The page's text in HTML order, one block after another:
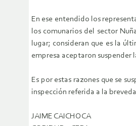
En ese entendido los
los comunarios del sector
lugar; consideran que es la
empresa aceptaron suspender
Es por estas razones que se
inspección referida a la
JAIME CAICHOCA